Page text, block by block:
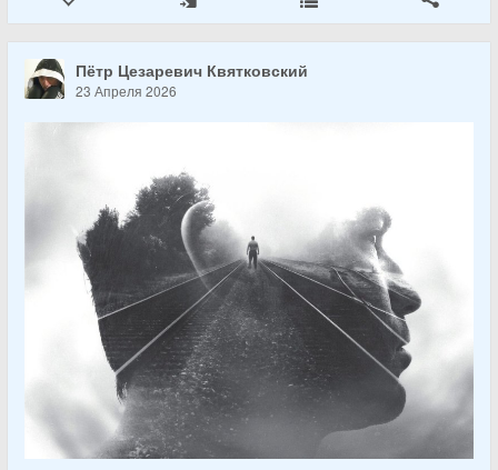
Пётр Цезаревич Квятковский
23 Апреля 2026